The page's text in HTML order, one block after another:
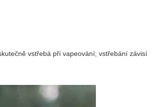
vstřebá při vapeování; vstřebání závisí